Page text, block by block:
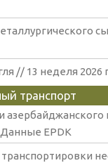
// 13 неделя 2026
транспорт
азербайджанского
EPDK